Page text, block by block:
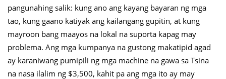
pangunahing salik: kung ano ang kayang bayaran ng mga
tao, kung gaano katiyak ang kailangang gupitin, at kung
mayroon bang maayos na lokal na suporta kapag may
problema. Ang mga kumpanya na gustong makatipid agad
ay karaniwang pumipili ng mga machine na gawa sa Tsina
na nasa ilalim ng $3,500, kahit pa ang mga ito ay may